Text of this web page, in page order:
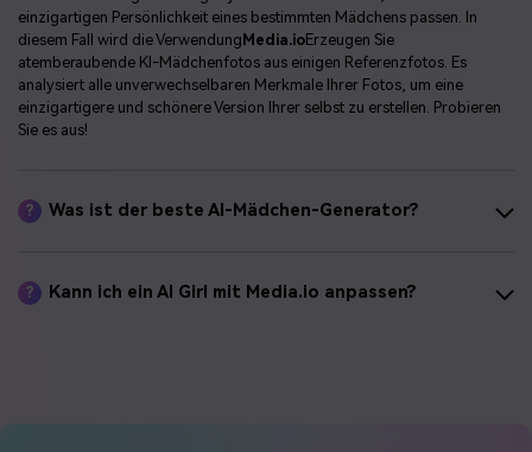
einzigartigen Persönlichkeit eines bestimmten Mädchens passen. In
diesem Fall wird die VerwendungMedia.ioErzeugen Sie
atemberaubende KI-Mädchenfotos aus einigen Referenzfotos. Es
analysiert alle unverwechselbaren Merkmale Ihrer Fotos, um eine
einzigartigere und schönere Version Ihrer selbst zu erstellen. Probieren
Sie es aus!
? Was ist der beste AI-Mädchen-Generator?
? Kann ich ein AI Girl mit Media.io anpassen?